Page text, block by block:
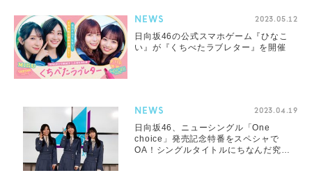
NEWS 2023.05.12
日向坂46の公式スマホゲーム『ひなこ
い』が『くちべたラブレター』を開催
NEWS 2023.04.19
日向坂46、ニューシングル「One
choice」発売記念特番をスペシャで
OA！シングルタイトルにちなんだ究極